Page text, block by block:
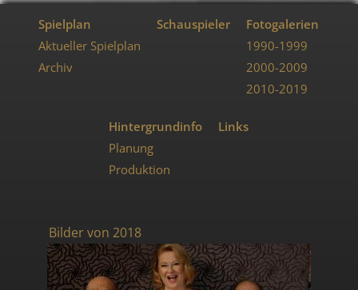
Spielplan
Aktueller Spielplan
Archiv
Schauspieler
Fotogalerien
1990-1999
2000-2009
2010-2019
Hintergrundinfo
Planung
Produktion
Links
Bilder von 2018